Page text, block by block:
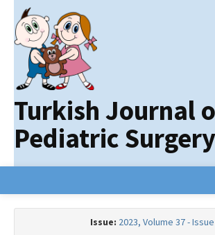
Turkish Journal
Pediatric Surgery
Issue: 2023, Volume 37 -